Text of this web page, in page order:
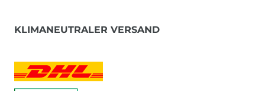
KLIMANEUTRALER VERSAND